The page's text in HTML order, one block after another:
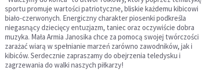
sportu promuje wartości patriotyczne, bliskie każdemu kibicowi
biało-czerwonych. Energiczny charakter piosenki podkreśla
niegasnący dziecięcy entuzjazm, taniec oraz oczywiście dobra
muzyka. Mała Armia Janosika chce za pomocą swojej twórczości
zarażać wiarą w spełnianie marzeń zarówno zawodników, jak i
kibiców. Serdecznie zapraszamy do obejrzenia teledysku i
zagrzewania do walki naszych piłkarzy!